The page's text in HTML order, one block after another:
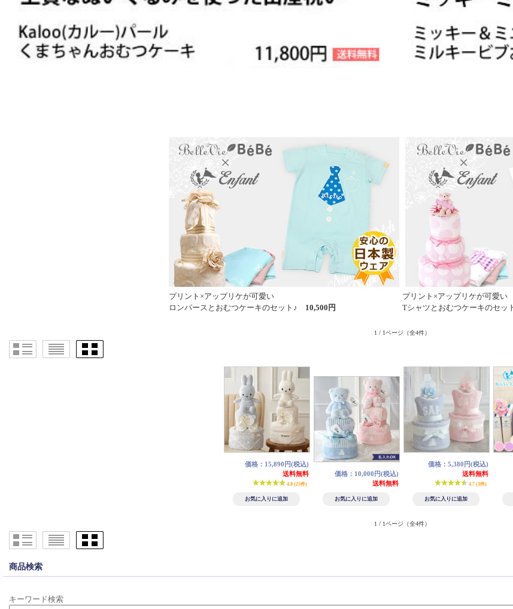
プリント×アップリケが可愛い
ロンパースとおむつケーキのセット♪ 10,500円
プリント×アップリケが可愛い
Tシャツとおむつケーキのセッ
1 / 1ページ （全4件）
価格：15,890円(税込)
送料無料
4.8 (25件)
価格：10,000円(税込)
送料無料
価格：5,380円(税込)
送料無料
4.7 (3件)
1 / 1ページ （全4件）
商品検索
キーワード検索